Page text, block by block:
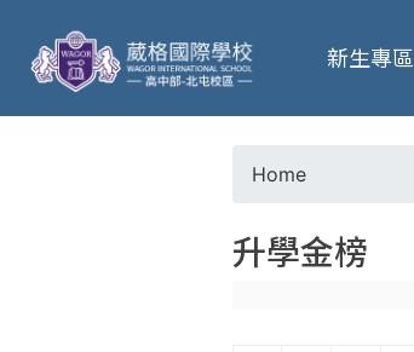
葳
格
o
Home
升學金榜
新生專區